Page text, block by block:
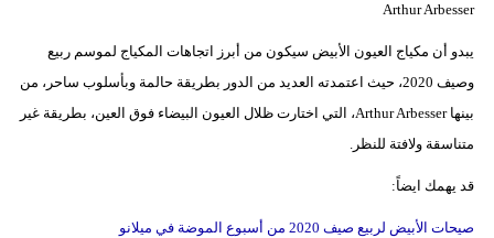
Arthur Arbesser
يبدو أن مكياج العيون الأبيض سيكون من أبرز اتجاهات المكياج لموسم ربيع
وصيف 2020، حيث اعتمدته العديد من الدور بطريقة حالمة وبأسلوب ساحر، من
بينها Arthur Arbesser، التي اختارت ظلال العيون البيضاء فوق العين، بطريقة غير
متناسقة ولافتة للنظر.
قد يهمك ايضاً:
صيحات الأبيض لربيع صيف 2020 من أسبوع الموضة في ميلانو